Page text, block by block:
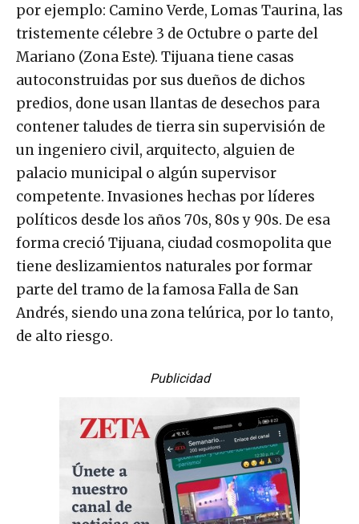
por ejemplo: Camino Verde, Lomas Taurina, las
tristemente célebre 3 de Octubre o parte del
Mariano (Zona Este). Tijuana tiene casas
autoconstruidas por sus dueños de dichos
predios, done usan llantas de desechos para
contener taludes de tierra sin supervisión de
un ingeniero civil, arquitecto, alguien de
palacio municipal o algún supervisor
competente. Invasiones hechas por líderes
políticos desde los años 70s, 80s y 90s. De esa
forma creció Tijuana, ciudad cosmopolita que
tiene deslizamientos naturales por formar
parte del tramo de la famosa Falla de San
Andrés, siendo una zona telúrica, por lo tanto,
de alto riesgo.
Publicidad